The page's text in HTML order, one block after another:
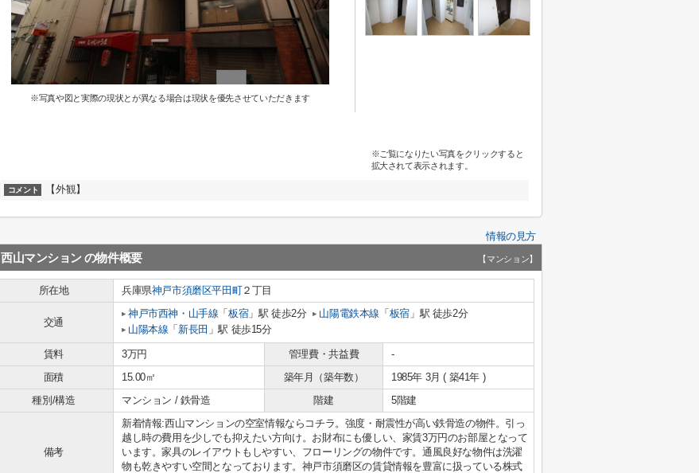
※写真や図と実際の現状とが異なる場合は現状を優先させていただきます
※ご覧になりたい写真をクリックすると
拡大されて表示されます。
コメント 【外観】
情報の見方
西山マンションの物件概要 【マンション】
所在地 兵庫県神戸市須磨区平田町２丁目
交通
神戸市西神・山手線 「板宿」駅 徒歩2分 山陽電鉄本線 「 板宿」駅 徒歩2分
山陽本線 「 新長田 」駅 徒歩15分
賃料 3万円 管理費・共益費
-
面積
15.00㎡ 築年月（築年数）
1985年 3月 ( 築41年 )
種別/構造
マンション / 鉄骨造 階建 5階建
備考
新着情報:西山マンションの空室情報ならコチラ。強度・耐震性が高い鉄骨造の物件。引っ
越し時の費用を少しでも抑えたい方向け。お財布にも優しい、家賃3万円のお部屋となって
います。家具のレイアウトもしやすい、フローリングの物件です。通風良好な物件は洗濯
物も乾きやすい空間となっております。神戸市須磨区の賃貸情報を豊富に扱っている株式